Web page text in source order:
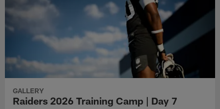
GALLERY
Raiders 2026 Training Camp | Day 7